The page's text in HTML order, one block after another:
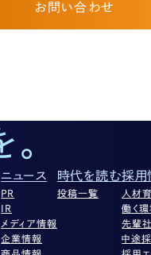
お問い合わせ
ニュース
PR
IR
メディア情報
企業情報
時代を読む
投稿一覧
採用
人材
働く
先輩
中途